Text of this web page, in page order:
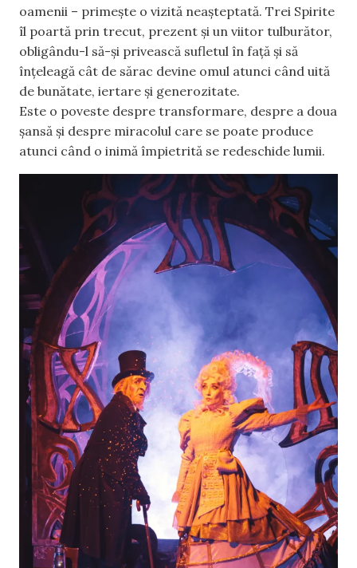
oamenii – primește o vizită neașteptată. Trei Spirite
îl poartă prin trecut, prezent și un viitor tulburător,
obligându-l să-și privească sufletul în față și să
înțeleagă cât de sărac devine omul atunci când uită
de bunătate, iertare și generozitate.
Este o poveste despre transformare, despre a doua
șansă și despre miracolul care se poate produce
atunci când o inimă împietrită se redeschide lumii.